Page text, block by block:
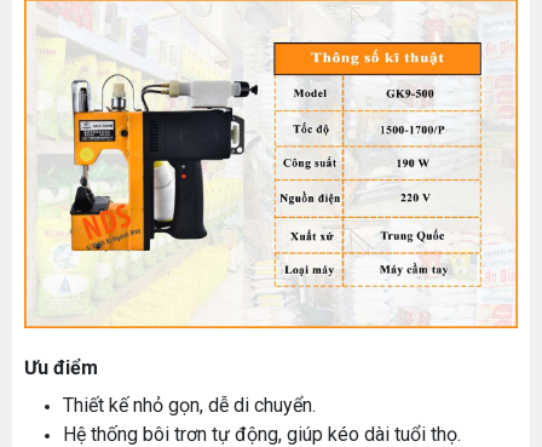
Ưu điểm
Thiết kế nhỏ gọn, dễ di chuyển.
Hệ thống bôi trơn tự động, giúp kéo dài tuổi thọ.